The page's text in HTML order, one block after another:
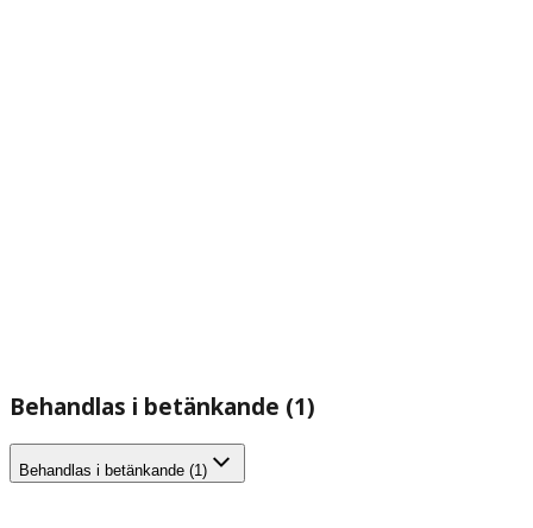
Behandlas i betänkande (1)
Behandlas i betänkande (1)